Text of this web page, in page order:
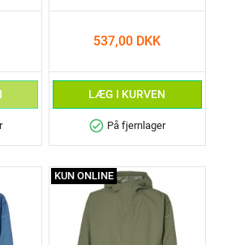
537,00 DKK
LÆG I KURVEN
check_circle På fjernlager
KUN ONLINE